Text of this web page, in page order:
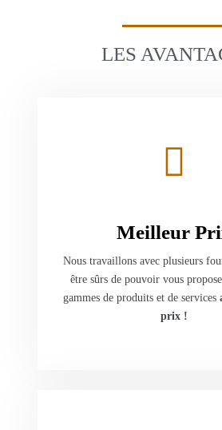
LES
Meilleur
Nous travaillons avec plusieurs
être sûrs de pouvoir vous
gammes de produits et de services
prix !